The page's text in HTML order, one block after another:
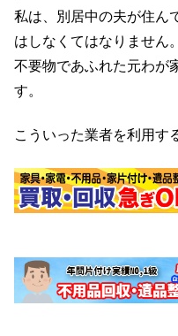
私は、別居中の夫が住ん
はしなくてはなりません。
不要物であふれた元わが
す。
こういった業者を利用す